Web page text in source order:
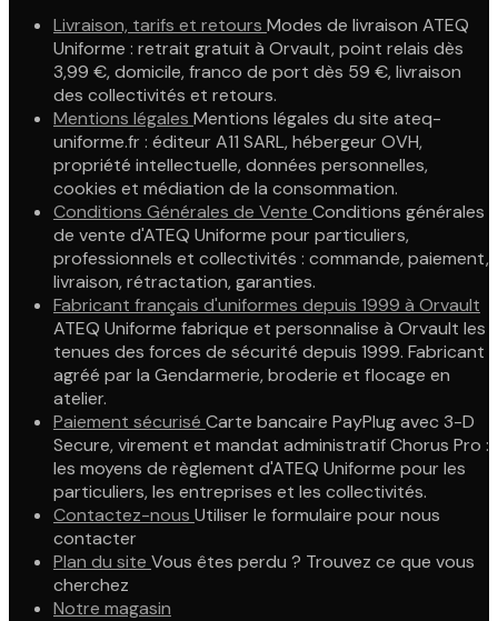
Livraison, tarifs et retours Modes de livraison ATEQ
Uniforme : retrait gratuit à Orvault, point relais dès
3,99 €, domicile, franco de port dès 59 €, livraison
des collectivités et retours.
Mentions légales Mentions légales du site ateq-
uniforme.fr : éditeur A11 SARL, hébergeur OVH,
propriété intellectuelle, données personnelles,
cookies et médiation de la consommation.
Conditions Générales de Vente Conditions générales
de vente d'ATEQ Uniforme pour particuliers,
professionnels et collectivités : commande, paiement,
livraison, rétractation, garanties.
Fabricant français d'uniformes depuis 1999 à Orvault
ATEQ Uniforme fabrique et personnalise à Orvault les
tenues des forces de sécurité depuis 1999. Fabricant
agréé par la Gendarmerie, broderie et flocage en
atelier.
Paiement sécurisé Carte bancaire PayPlug avec 3-D
Secure, virement et mandat administratif Chorus Pro :
les moyens de règlement d'ATEQ Uniforme pour les
particuliers, les entreprises et les collectivités.
Contactez-nous Utiliser le formulaire pour nous
contacter
Plan du site Vous êtes perdu ? Trouvez ce que vous
cherchez
Notre magasin